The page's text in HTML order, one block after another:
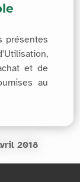
présentes
et de
au
2018